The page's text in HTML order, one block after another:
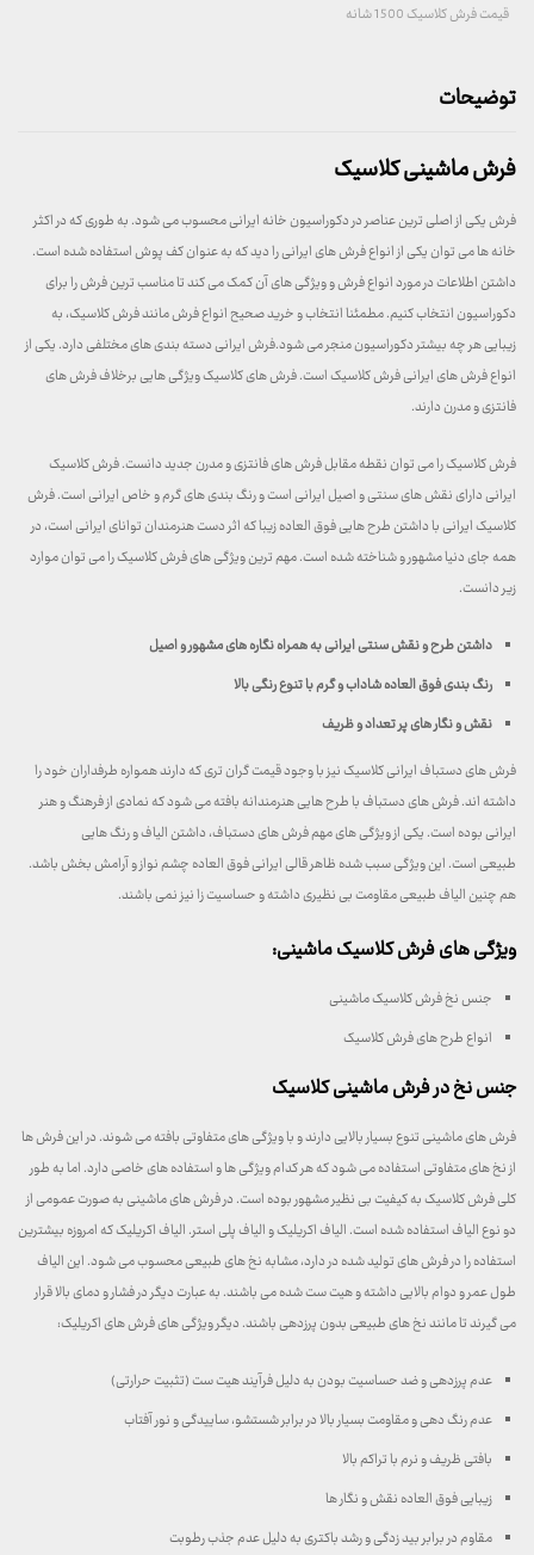
قیمت فرش کلاسیک 1500 شانه
توضیحات
فرش ماشینی کلاسیک
فرش یکی از اصلی ترین عناصر در دکوراسیون خانه ایرانی محسوب می شود. به طوری که در اکثر
خانه ها می توان یکی از انواع فرش های ایرانی را دید که به عنوان کف پوش استفاده شده است.
داشتن اطلاعات در مورد انواع فرش و ویژگی های آن کمک می کند تا مناسب ترین فرش را برای
دکوراسیون انتخاب کنیم. مطمئنا انتخاب و خرید صحیح انواع فرش مانند فرش کلاسیک، به
زیبایی هر چه بیشتر دکوراسیون منجر می شود.فرش ایرانی دسته بندی های مختلفی دارد. یکی از
انواع فرش های ایرانی فرش کلاسیک است. فرش های کلاسیک ویژگی هایی برخلاف فرش های
فانتزی و مدرن دارند.
فرش کلاسیک را می توان نقطه مقابل فرش های فانتزی و مدرن جدید دانست. فرش کلاسیک
ایرانی دارای نقش های سنتی و اصیل ایرانی است و رنگ بندی های گرم و خاص ایرانی است. فرش
کلاسیک ایرانی با داشتن طرح هایی فوق العاده زیبا که اثر دست هنرمندان توانای ایرانی است، در
همه جای دنیا مشهور و شناخته شده است. مهم ترین ویژگی های فرش کلاسیک را می توان موارد
زیر دانست.
داشتن طرح و نقش سنتی ایرانی به همراه نگاره های مشهور و اصیل
رنگ بندی فوق العاده شاداب و گرم با تنوع رنگی بالا
نقش و نگار های پر تعداد و ظریف
فرش های دستباف ایرانی کلاسیک نیز با وجود قیمت گران تری که دارند همواره طرفداران خود را
داشته اند. فرش های دستباف با طرح هایی هنرمندانه بافته می شود که نمادی از فرهنگ و هنر
ایرانی بوده است. یکی از ویژگی های مهم فرش های دستباف، داشتن الیاف و رنگ هایی
طبیعی است. این ویژگی سبب شده ظاهر قالی ایرانی فوق العاده چشم نواز و آرامش بخش باشد.
هم چنین الیاف طبیعی مقاومت بی نظیری داشته و حساسیت زا نیز نمی باشند.
ویژگی های فرش کلاسیک ماشینی:
جنس نخ فرش کلاسیک ماشینی
انواع طرح های فرش کلاسیک
جنس نخ در فرش ماشینی کلاسیک
فرش های ماشینی تنوع بسیار بالایی دارند و با ویژگی های متفاوتی بافته می شوند. در این فرش ها
از نخ های متفاوتی استفاده می شود که هر کدام ویژگی ها و استفاده های خاصی دارد. اما به طور
کلی فرش کلاسیک به کیفیت بی نظیر مشهور بوده است. در فرش های ماشینی به صورت عمومی از
دو نوع الیاف استفاده شده است. الیاف اکریلیک و الیاف پلی استر. الیاف اکریلیک که امروزه بیشترین
استفاده را در فرش های تولید شده در دارد، مشابه نخ های طبیعی محسوب می شود. این الیاف
طول عمر و دوام بالایی داشته و هیت ست شده می باشند. به عبارت دیگر در فشار و دمای بالا قرار
می گیرند تا مانند نخ های طبیعی بدون پرزدهی باشند. دیگر ویژگی های فرش های اکریلیک:
عدم پرزدهی و ضد حساسیت بودن به دلیل فرآیند هیت ست (تثبیت حرارتی)
عدم رنگ دهی و مقاومت بسیار بالا در برابر شستشو، ساییدگی و نور آفتاب
بافتی ظریف و نرم با تراکم بالا
زیبایی فوق العاده نقش و نگار ها
مقاوم در برابر بید زدگی و رشد باکتری به دلیل عدم جذب رطوبت